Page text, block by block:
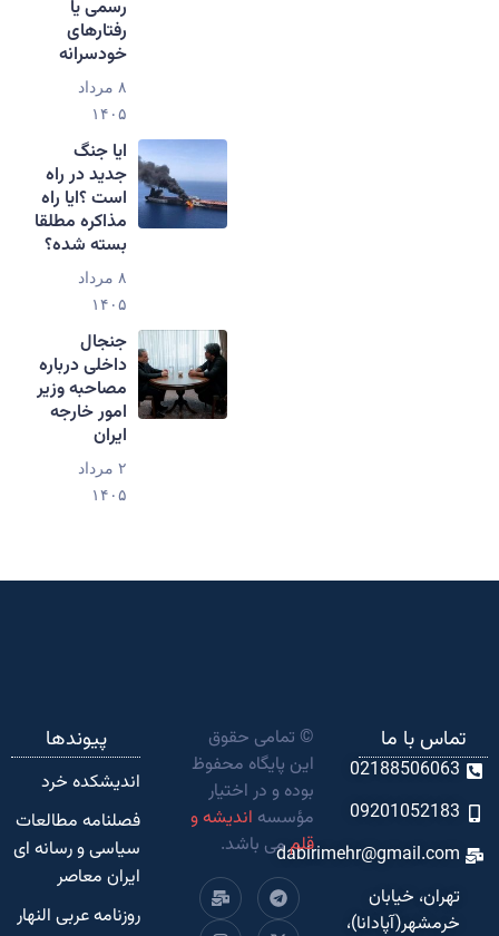
رسمی یا
رفتارهای
خودسرانه
۸ مرداد
۱۴۰۵
ایا جنگ
جدید در راه
است ؟ایا راه
مذاکره مطلقا
بسته شده؟
۸ مرداد
۱۴۰۵
جنجال
داخلی درباره
مصاحبه وزیر
امور خارجه
ایران
۲ مرداد
۱۴۰۵
تماس با ما
02188506063
09201052183
dabirimehr@gmail.com
تهران، خیابان
خرمشهر(آپادانا)،
© تمامی حقوق
این پایگاه محفوظ
بوده و در اختیار
مؤسسه اندیشه و
قلممی باشد.
پیوندها
اندیشکده‌ خرد
فصلنامه مطالعات
سیاسی و رسانه ای
ایران معاصر
روزنامه عربی النهار